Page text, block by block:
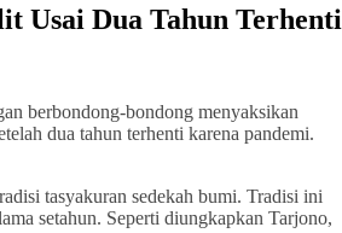
Usai Dua Tahun Terhenti
berbondong-bondong menyaksikan
dua tahun terhenti karena pandemi.
tasyakuran sedekah bumi. Tradisi ini
setahun. Seperti diungkapkan Tarjono,